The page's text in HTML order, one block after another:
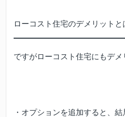
ローコスト住宅のデメリットと
ですがローコスト住宅にもデメ
・オプションを追加すると、結